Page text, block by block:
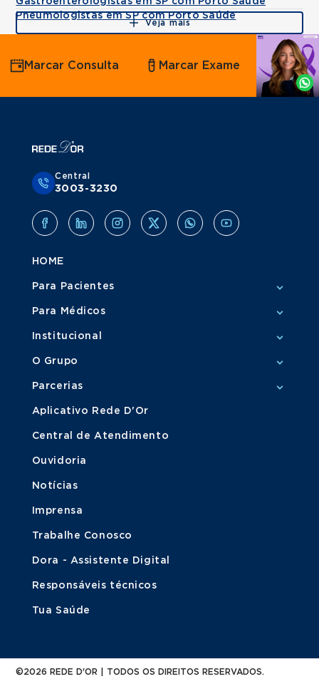
Pneumologistas em SP com Porto Saúde
Veja mais
Agende
por
Whatsapp
Marcar Consulta Marcar Exame
Central
3003-3230
HOME
Para Pacientes
Para Médicos
Institucional
O Grupo
Parcerias
Aplicativo Rede D'Or
Central de Atendimento
Ouvidoria
Notícias
Imprensa
Trabalhe Conosco
Dora - Assistente Digital
Responsáveis técnicos
Tua Saúde
©2026 REDE D'OR | TODOS OS DIREITOS RESERVADOS.